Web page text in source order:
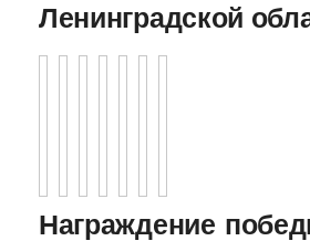
Ленинградской
Награждение